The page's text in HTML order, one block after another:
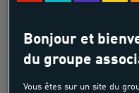
Bonjour et
du groupe
Vous êtes sur un site du